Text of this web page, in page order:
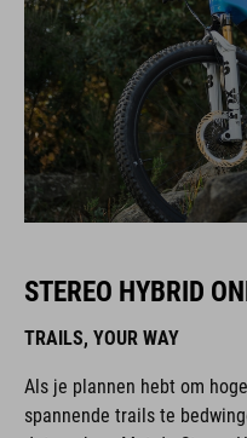
STEREO HYBRID
TRAILS, YOUR WAY
Als je plannen hebt om
spannende trails te